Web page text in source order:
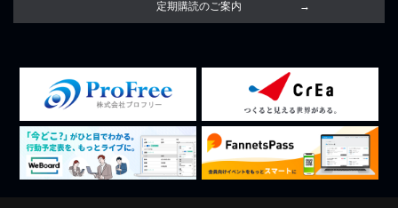
定期購読のご案内